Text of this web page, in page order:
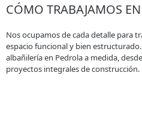
CÓMO TRABAJAMOS
Nos ocupamos de cada detalle para
espacio funcional y bien
albañilería en Pedrola a medida,
proyectos integrales de construcción.